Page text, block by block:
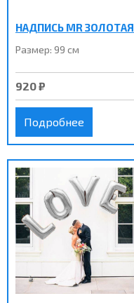
НАДПИСЬ MR ЗОЛОТАЯ
Размер: 99 см
920 ₽
Подробнее